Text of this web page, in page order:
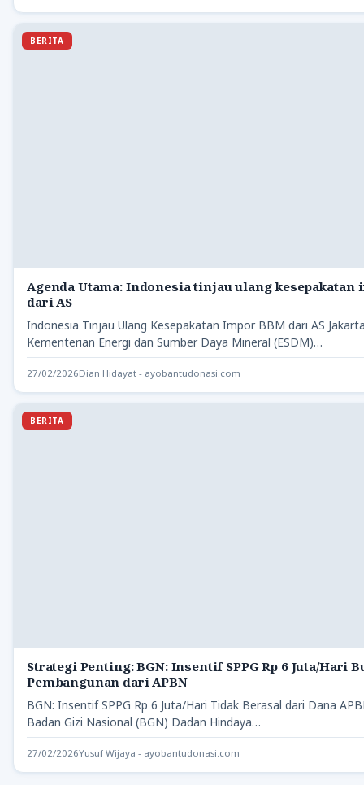
BERITA
Agenda Utama: Indonesia tinjau ulang kesepakatan
dari AS
Indonesia Tinjau Ulang Kesepakatan Impor BBM dari AS
Kementerian Energi dan Sumber Daya Mineral (ESDM)…
27/02/2026Dian Hidayat - ayobantudonasi.com
BERITA
Strategi Penting: BGN: Insentif SPPG Rp 6 Juta/Hari
Pembangunan dari APBN
BGN: Insentif SPPG Rp 6 Juta/Hari Tidak Berasal dari Dana
Badan Gizi Nasional (BGN) Dadan Hindaya…
27/02/2026Yusuf Wijaya - ayobantudonasi.com